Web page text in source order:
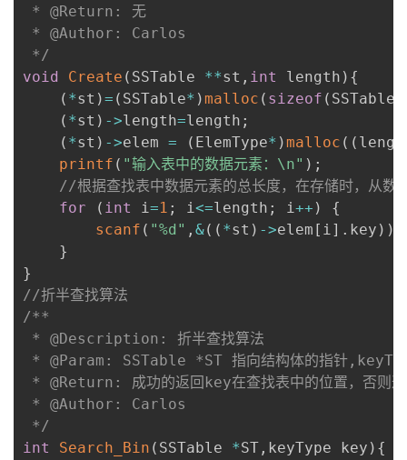
* @Return: 无
* @Author: Carlos
*/
void
Create ( SSTable **st , int length ) {
( *st )= ( SSTable* )malloc ( sizeof ( SSTable
( *st ) ->length=length ;
( *st ) ->elem = ( ElemType* )malloc ( (
printf ( "输入表中的数据元素：\n" ) ;
//根据查找表中数据元素的总长度，在存储时，从
for
( int i=1 ; i<=length ; i++ )
{
scanf ( "%d" , &( ( *st ) ->elem [ i] . key ) )
}
}
//折半查找算法
/**
* @Description: 折半查找算法
* @Param: SSTable *ST 指向结构体的指针
* @Return: 成功的返回key在查找表中的位置，否则
* @Author: Carlos
*/
int
Search_Bin ( SSTable *ST , keyType key ) {